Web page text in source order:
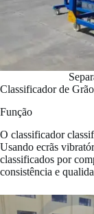
Classificador de
Função
O classificador
Usando ecrãs
classificados por
consistência e